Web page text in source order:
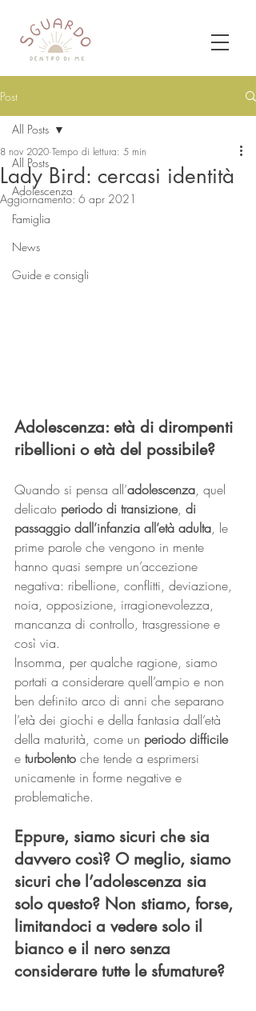
Post
All Posts
Adolescenza
Famiglia
News
Guide e consigli
All Posts
Lady Bird: cercasi identità
8 nov 2020 Tempo di lettura: 5 min
Aggiornamento: 6 apr 2021
Adolescenza: età di dirompenti
ribellioni o età del possibile?
Quando si pensa all’adolescenza, quel
delicato periodo di transizione, di
passaggio dall’infanzia all’età adulta, le
prime parole che vengono in mente
hanno quasi sempre un’accezione
negativa: ribellione, conflitti, deviazione,
noia, opposizione, irragionevolezza,
mancanza di controllo, trasgressione e
così via.
Insomma, per qualche ragione, siamo
portati a considerare quell’ampio e non
ben definito arco di anni che separano
l’età dei giochi e della fantasia dall’età
della maturità, come un periodo difficile
e turbolento che tende a esprimersi
unicamente in forme negative e
problematiche.
Eppure, siamo sicuri che sia
davvero così? O meglio, siamo
sicuri che l’adolescenza sia
solo questo? Non stiamo, forse,
limitandoci a vedere solo il
bianco e il nero senza
considerare tutte le sfumature?